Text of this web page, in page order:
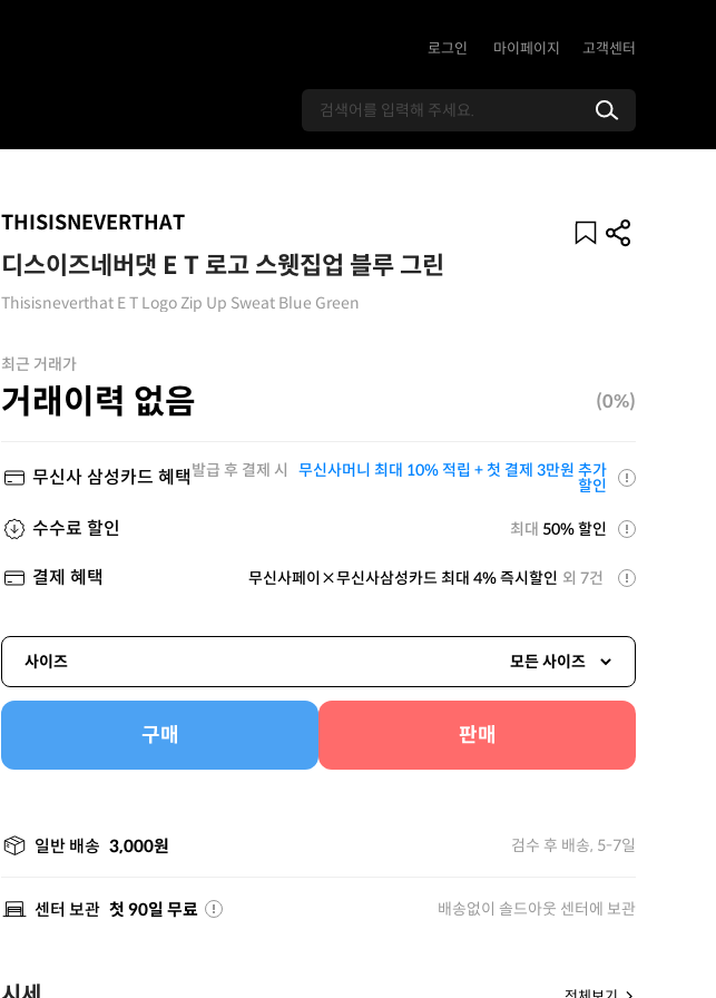
로그인 마이페이지 고객센터
THISISNEVERTHAT
디스이즈네버댓 E T 로고 스웻집업 블루 그린
Thisisneverthat E T Logo Zip Up Sweat Blue Green
최근 거래가
거래이력 없음 (0%)
무신사 삼성카드 혜택발급 후 결제 시 무신사머니 최대 10% 적립 + 첫 결제 3만원 추가
할인
수수료 할인 최대 50% 할인
결제 혜택 무신사페이×무신사삼성카드 최대 4% 즉시할인 외 7건
사이즈 모든 사이즈
구매 판매
일반 배송 3,000원 검수 후 배송, 5-7일
센터 보관 첫 90일 무료 배송없이 솔드아웃 센터에 보관